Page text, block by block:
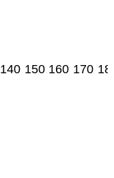
140 150 160 170